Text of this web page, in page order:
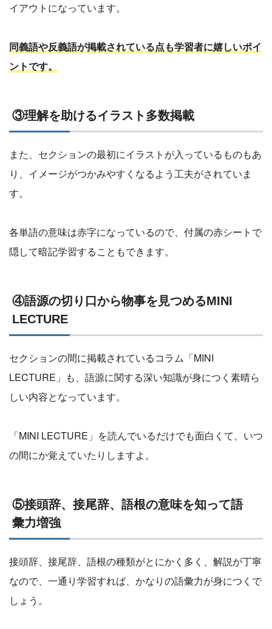
イアウトになっています。
同義語や反義語が掲載されている点も学習者に嬉しいポイ
ントです。
③理解を助けるイラスト多数掲載
また、セクションの最初にイラストが入っているものもあ
り、イメージがつかみやすくなるよう工夫がされていま
す。
各単語の意味は赤字になっているので、付属の赤シートで
隠して暗記学習することもできます。
④語源の切り口から物事を見つめるMINI
LECTURE
セクションの間に掲載されているコラム「MINI
LECTURE」も、語源に関する深い知識が身につく素晴ら
しい内容となっています。
「MINI LECTURE」を読んでいるだけでも面白くて、いつ
の間にか覚えていたりしますよ。
⑤接頭辞、接尾辞、語根の意味を知って語
彙力増強
接頭辞、接尾辞、語根の種類がとにかく多く、解説が丁寧
なので、一通り学習すれば、かなりの語彙力が身につくで
しょう。